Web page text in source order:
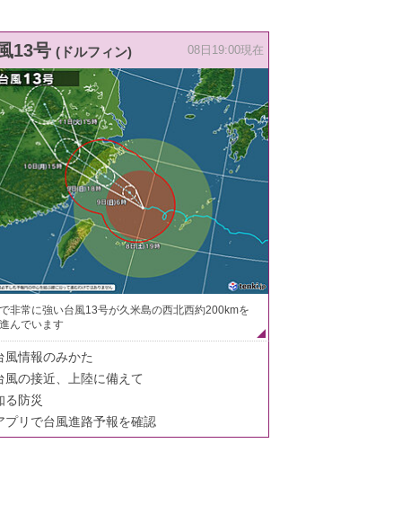
13号 (ドルフィン) 08日19:00現在
非常に強い台風13号が久米島の西北西約200kmを
んでいます
風情報のみかた
風の接近、上陸に備えて
る防災
プリで台風進路予報を確認